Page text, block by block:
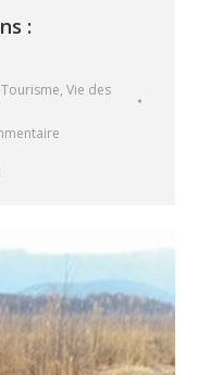
:
Tourisme, Vie des